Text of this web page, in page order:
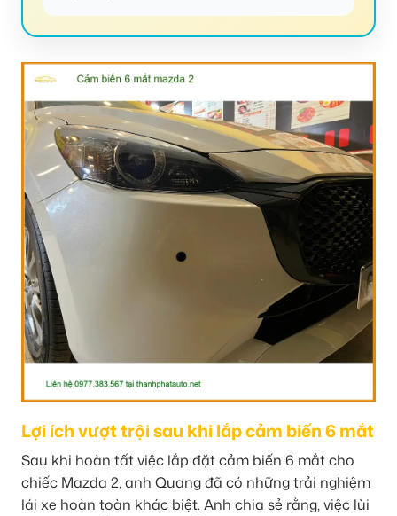
Lợi ích vượt trội sau khi lắp cảm biến 6 mắt
Sau khi hoàn tất việc lắp đặt cảm biến 6 mắt cho
chiếc Mazda 2, anh Quang đã có những trải nghiệm
lái xe hoàn toàn khác biệt. Anh chia sẻ rằng, việc lùi